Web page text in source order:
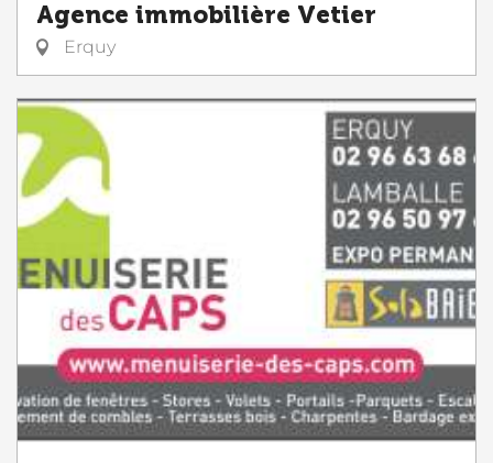
Agence immobilière Vetier
Erquy